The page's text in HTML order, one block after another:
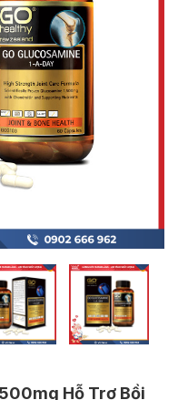
Hỗ Trợ Bồi